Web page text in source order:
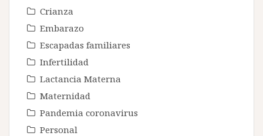
Crianza
Embarazo
Escapadas familiares
Infertilidad
Lactancia Materna
Maternidad
Pandemia coronavirus
Personal